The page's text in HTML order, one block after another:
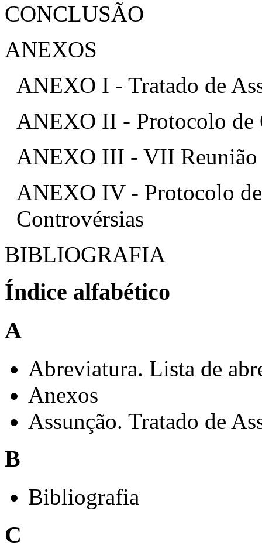
CONCLUSÃO
ANEXOS
ANEXO I - Tratado de
ANEXO II - Protocolo de
ANEXO III - VII Reunião
ANEXO IV - Protocolo
Controvérsias
BIBLIOGRAFIA
Índice alfabético
A
Abreviatura. Lista de
Anexos
Assunção. Tratado de
B
Bibliografia
C